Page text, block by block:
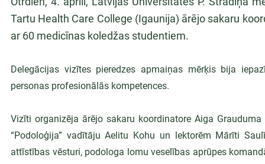
Tartu Health Care College (Igaunija) ārējo sakaru
ar 60 medicīnas koledžas studentiem.
Delegācijas vizītes pieredzes apmaiņas mērķis bija
personas profesionālās kompetences.
Vizīti organizēja ārējo sakaru koordinatore Aiga
“Podoloģija” vadītāju Aelitu Kohu un lektorēm Mārīti
attīstības vēsturi, podologa lomu veselības aprūpes